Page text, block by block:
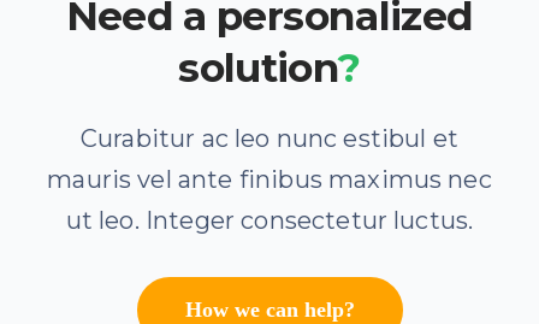
Need a personalized
solution?
Curabitur ac leo nunc estibul et
mauris vel ante finibus maximus nec
ut leo. Integer consectetur luctus.
How we can help?